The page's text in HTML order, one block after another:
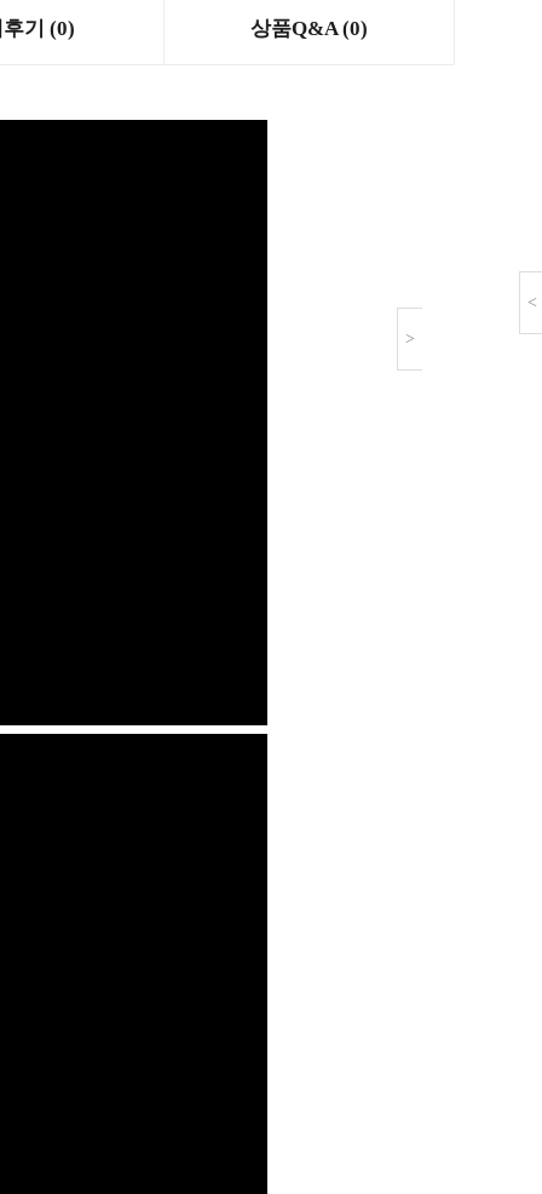
기 (0) 상품Q&A (0)
<
>